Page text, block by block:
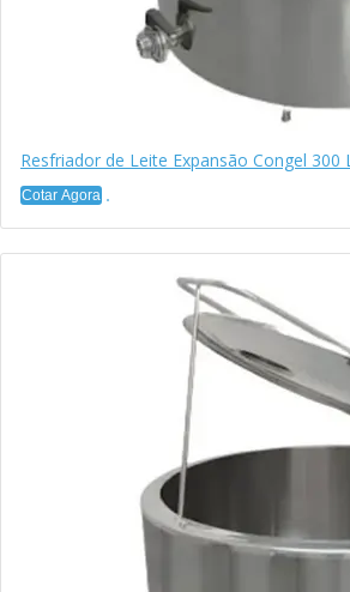
Resfriador de Leite Expansão Congel 300 L
Cotar Agora